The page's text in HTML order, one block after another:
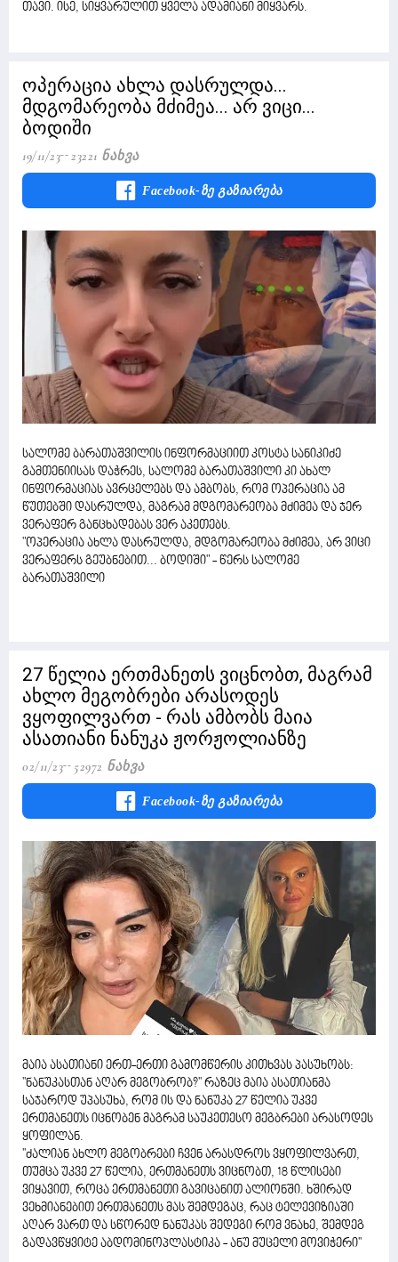
თავი. ისე, სიყვარულით ყველა ადამიანი მიყვარს.
ოპერაცია ახლა დასრულდა...
მდგომარეობა მძიმეა... არ ვიცი...
ბოდიში
19/11/23 23221 Ნახვა
Facebook-Ზე Გაზიარება
სალომე ბარათაშვილის ინფორმაციით კოსტა სანიკიძე
გამთენიისას დაჭრეს, სალომე ბარათაშვილი კი ახალ
ინფორმაციას ავრცელებს და ამბობს, რომ ოპერაცია ამ
წუთებში დასრულდა, მაგრამ მდგომარეობა მძიმეა და ჯერ
ვერაფერ განცხადებას ვერ აკეთებს.
"ოპერაცია ახლა დასრულდა, მდგომარეობა მძიმეა, არ ვიცი
ვერაფერს გეუბნებით... ბოდიში" - წერს სალომე
ბარათაშვილი
27 წელია ერთმანეთს ვიცნობთ, მაგრამ
ახლო მეგობრები არასოდეს
ვყოფილვართ - რას ამბობს მაია
ასათიანი ნანუკა ჟორჟოლიანზე
02/11/23 52972 Ნახვა
Facebook-Ზე Გაზიარება
მაია ასათიანი ერთ-ერთი გამომწერის კითხვას პასუხობს:
''ნანუკასთან აღარ მეგობრობ?'' რაზეც მაია ასათიანმა
საჯაროდ უპასუხა, რომ ის და ნანუკა 27 წელია უკვე
ერთმანეთს იცნობენ მაგრამ საუკეთესო მეგბრები არასოდეს
ყოფილან.
''ძალიან ახლო მეგობრები ჩვენ არასდროს ვყოფილვართ,
თუმცა უკვე 27 წელია, ერთმანეთს ვიცნობთ, 18 წლისები
ვიყავით, როცა ერთმანეთი გავიცანით ალიონში. ხშირად
ვეხმიანებით ერთმანეთს მას შემდეგაც, რაც ტელევიზიაში
აღარ ვართ და სწორედ ნანუკას შედეგი რომ ვნახე, შემდეგ
გადავწყვიტე აბდომინოპლასტიკა - ანუ მუცელი მოვიჭერი''